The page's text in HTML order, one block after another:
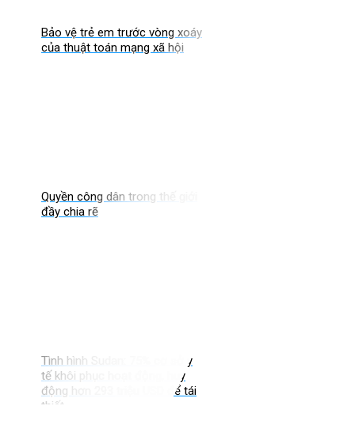
Bảo vệ trẻ em trước vòng xoáy
của thuật toán mạng xã hội
Quyền công dân trong thế giới
đầy chia rẽ
Tình hình Sudan: 75% cơ sở y
tế khôi phục hoạt động, huy
động hơn 293 triệu USD để tái
thiết